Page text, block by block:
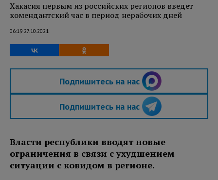
Хакасия первым из российских регионов введет
комендантский час в период нерабочих дней
06:19 27.10.2021
Подпишитесь на нас
Подпишитесь на нас
Власти республики вводят новые
ограничения в связи с ухудшением
ситуации с ковидом в регионе.